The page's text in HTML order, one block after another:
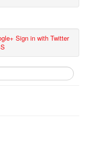
Sign in with Twitter